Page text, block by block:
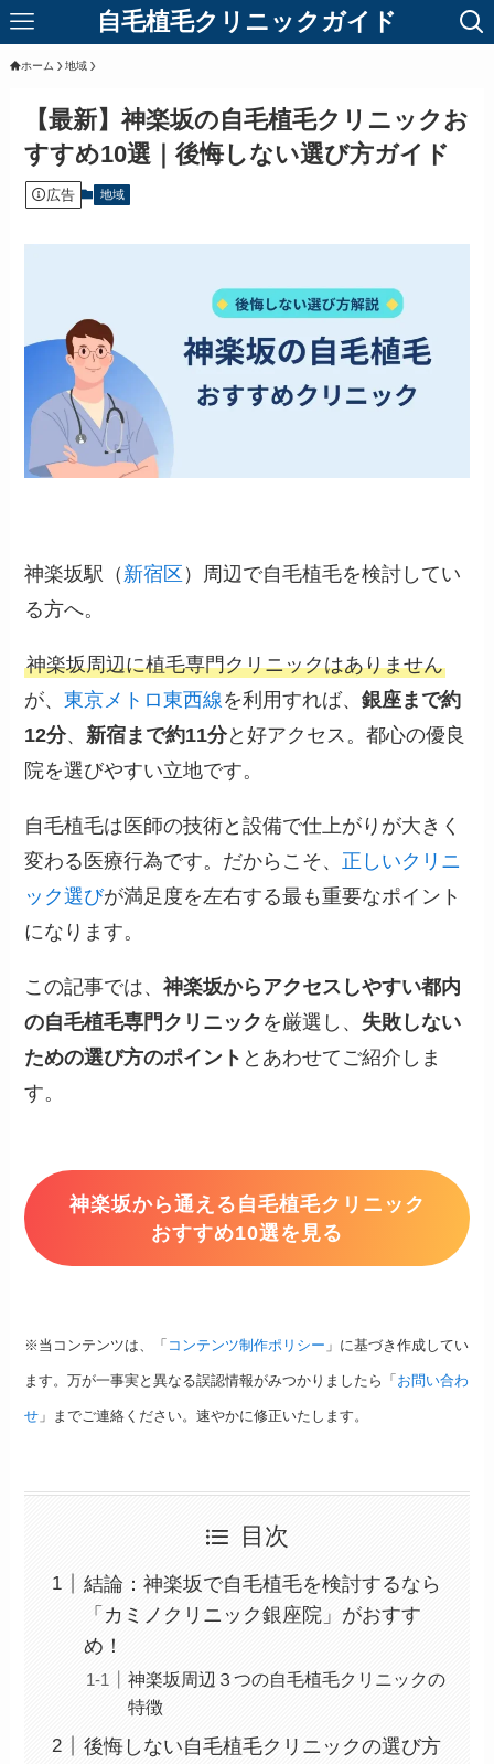
自毛植毛クリニックガイド
ホーム 地域
【最新】神楽坂の自毛植毛クリニックお
すすめ10選｜後悔しない選び方ガイド
広告 地域
神楽坂駅（ 新宿区 ）周辺で自毛植毛を検討してい
る方へ。
神楽坂周辺に植毛専門クリニックはありません
が、東京メトロ東西線を利用すれば、銀座まで約
12分、新宿まで約11分と好アクセス。都心の優良
院を選びやすい立地です。
自毛植毛は医師の技術と設備で仕上がりが大きく
変わる医療行為です。だからこそ、 正しいクリニ
ック選びが満足度を左右する最も重要なポイント
になります。
この記事では、神楽坂からアクセスしやすい都内
の自毛植毛専門クリニック を厳選し、 失敗しない
ための選び方のポイント とあわせてご紹介しま
す。
神楽坂から通える自毛植毛クリニック
おすすめ10選を見る
※当コンテンツは、「 コンテンツ制作ポリシー 」に基づき作成してい
ます。万が一事実と異なる誤認情報がみつかりましたら「 お問い合わ
せ 」までご連絡ください。速やかに修正いたします。
目次
結論：神楽坂で自毛植毛を検討するなら
「カミノクリニック銀座院」がおすす
め！
神楽坂周辺３つの自毛植毛クリニックの
特徴
後悔しない自毛植毛クリニックの選び方